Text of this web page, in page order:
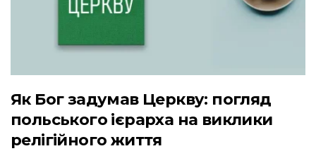
Як Бог задумав Церкву: погляд
польського ієрарха на виклики
релігійного життя